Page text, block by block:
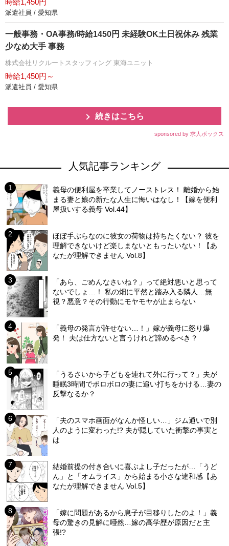
時給1,450円
派遣社員 / 愛知県
一般事務・OA事務/時給1450円 未経験OK土日祝休み 残業
少なめ大手 事務
株式会社リクルートスタッフィング 東海ユニット
時給1,450円～
派遣社員 / 愛知県
続きはこちら
sponsored by 求人ボックス
人気記事ランキング
義母の便利屋を卒業してノーストレス！ 離婚から始
まる妻と娘の新たな人生に悔いはなし！【嫁を便利
屋扱いする義母 Vol.44】
ほぼ手ぶらなのに彼女の荷物は持ちたくない？ 彼を
理解できないけど楽しまないともったいない！【あ
なたが理解できません Vol.8】
「あら、ごめんなさいね？」って絶対悪いと思って
ないでしょ…！ 私の畑に平然と踏み入る隣人…無
視？悪意？その行動にモヤモヤが止まらない
「義母の発言が許せない…！」嫁が義母に怒り爆
発！ 夫は仕方ないと言うけれど諦めるべき？
「うるさいから子どもを連れて外に行って？」夫が
睡眠3時間でボロボロの妻に追い打ちをかける…妻の
反撃なるか？
「夫のスマホ画面がなんか怪しい…」ジム通いで別
人のように変わった!? 夫が隠していた衝撃の事実と
は
結婚前提の付き合いに喜ぶよし子だったが…「うど
ん」と「オムライス」から始まる小さな違和感【あ
なたが理解できません Vol.5】
「嫁に問題があるから息子が目移りしたのよ！」義
母の驚きの見解に唖然…嫁の高学歴が原因だと主
張!?